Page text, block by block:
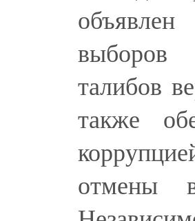
объявлен
талибов
также
отмены